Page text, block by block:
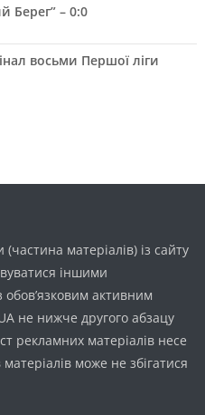
Берег” – 0:0
восьми Першої ліги
матеріалів) із сайту
іншими
активним
не нижче другого абзацу
рекламних матеріалів несе
може не збігатися